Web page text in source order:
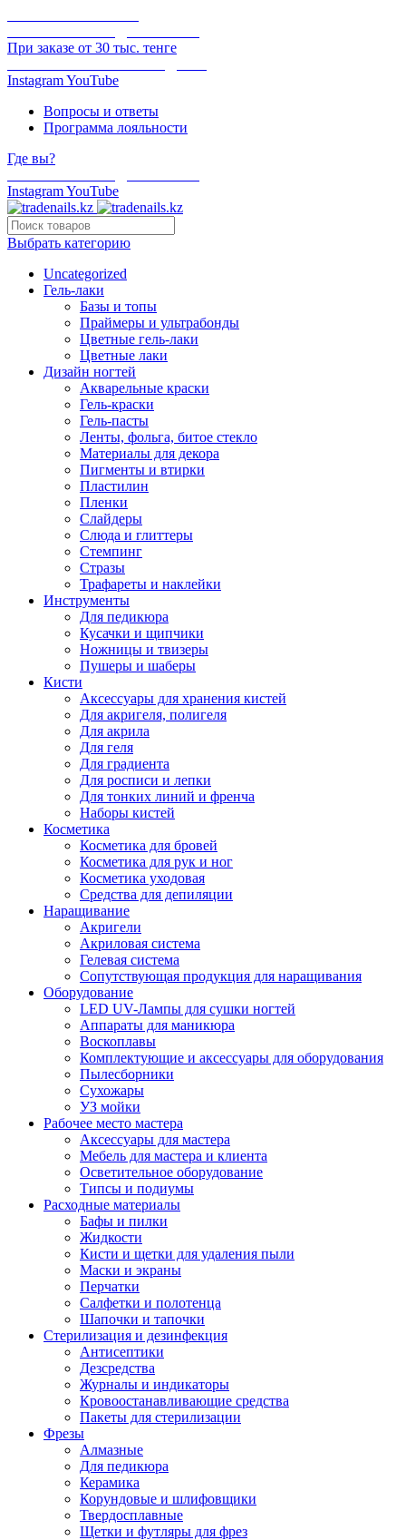
При заказе от 30 тыс. тенге
InstagramYouTube
Вопросы и ответы
Программа лояльности
Где вы?
InstagramYouTube
Выбрать категорию
Uncategorized
Гель-лаки
Базы и топы
Праймеры и ультрабонды
Цветные гель-лаки
Цветные лаки
Дизайн ногтей
Акварельные краски
Гель-краски
Гель-пасты
Ленты, фольга, битое стекло
Материалы для декора
Пигменты и втирки
Пластилин
Пленки
Слайдеры
Слюда и глиттеры
Стемпинг
Стразы
Трафареты и наклейки
Инструменты
Для педикюра
Кусачки и щипчики
Ножницы и твизеры
Пушеры и шаберы
Кисти
Аксессуары для хранения кистей
Для акригеля, полигеля
Для акрила
Для геля
Для градиента
Для росписи и лепки
Для тонких линий и френча
Наборы кистей
Косметика
Косметика для бровей
Косметика для рук и ног
Косметика уходовая
Средства для депиляции
Наращивание
Акригели
Акриловая система
Гелевая система
Сопутствующая продукция для наращивания
Оборудование
LED UV-Лампы для сушки ногтей
Аппараты для маникюра
Воскоплавы
Комплектующие и аксессуары для оборудования
Пылесборники
Сухожары
УЗ мойки
Рабочее место мастера
Аксессуары для мастера
Мебель для мастера и клиента
Осветительное оборудование
Типсы и подиумы
Расходные материалы
Бафы и пилки
Жидкости
Кисти и щетки для удаления пыли
Маски и экраны
Перчатки
Салфетки и полотенца
Шапочки и тапочки
Стерилизация и дезинфекция
Антисептики
Дезсредства
Журналы и индикаторы
Кровоостанавливающие средства
Пакеты для стерилизации
Фрезы
Алмазные
Для педикюра
Керамика
Корундовые и шлифовщики
Твердосплавные
Щетки и футляры для фрез